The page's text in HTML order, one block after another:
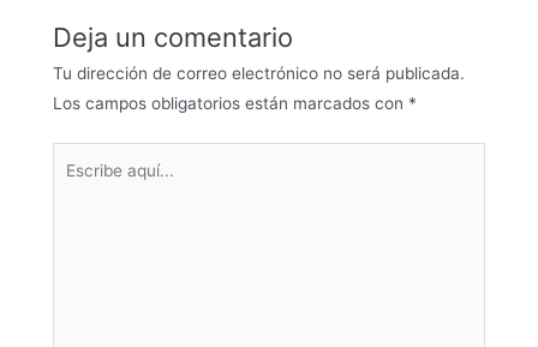
Deja un comentario
Tu dirección de correo electrónico no será publicada.
Los campos obligatorios están marcados con *